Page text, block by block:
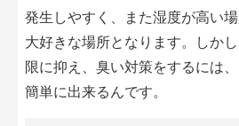
発生しやすく、また湿度が高い
大好きな場所となります。しか
限に抑え、臭い対策をするには
簡単に出来るんです。